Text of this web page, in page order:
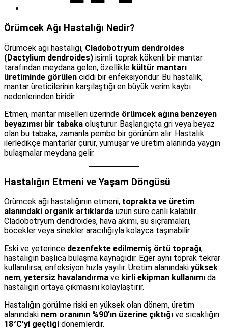
Örümcek Ağı Hastalığı Nedir?
Örümcek ağı hastalığı, Cladobotryum dendroides
(Dactylium dendroides) isimli toprak kökenli bir mantar
tarafından meydana gelen, özellikle kültür mantarı
üretiminde görülen ciddi bir enfeksiyondur. Bu hastalık,
mantar üreticilerinin karşılaştığı en büyük verim kaybı
nedenlerinden biridir.
Etmen, mantar miselleri üzerinde örümcek ağına benzeyen
beyazımsı bir tabaka oluşturur. Başlangıçta gri veya beyaz
olan bu tabaka, zamanla pembe bir görünüm alır. Hastalık
ilerledikçe mantarlar çürür, yumuşar ve üretim alanında yaygın
bulaşmalar meydana gelir.
Hastalığın Etmeni ve Yaşam Döngüsü
Örümcek ağı hastalığının etmeni, toprakta ve üretim
alanındaki organik artıklarda uzun süre canlı kalabilir.
Cladobotryum dendroides, hava akımı, su sıçramaları,
böcekler veya sinekler aracılığıyla kolayca taşınabilir.
Eski ve yeterince dezenfekte edilmemiş örtü toprağı,
hastalığın başlıca bulaşma kaynağıdır. Eğer aynı toprak tekrar
kullanılırsa, enfeksiyon hızla yayılır. Üretim alanındaki yüksek
nem, yetersiz havalandırma ve kirli ekipman kullanımı da
hastalığın ortaya çıkmasını kolaylaştırır.
Hastalığın görülme riski en yüksek olan dönem, üretim
alanındaki nem oranının %90’ın üzerine çıktığı ve sıcaklığın
18°C’yi geçtiği dönemlerdir.